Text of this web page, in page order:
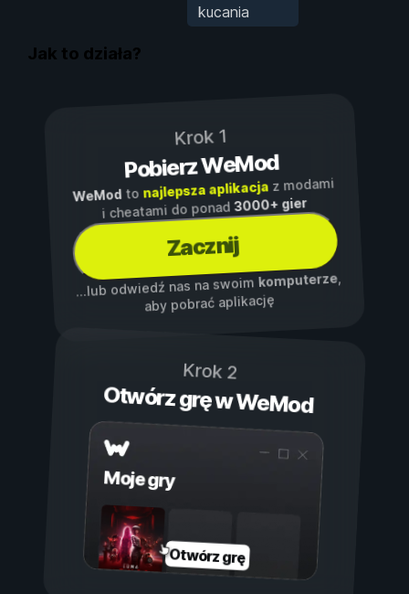
kucania
Jak to działa?
Krok 1
Pobierz WeMod
WeModto najlepsza aplikacjaz modami
i cheatami do ponad3000+ gier
Zacznij
...lub odwiedź nas na swoim komputerze,
aby pobrać aplikację
Krok 2
Otwórz grę w WeMod
Moje gry
Otwórz grę